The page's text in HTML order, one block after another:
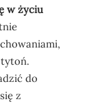
w życiu
do
z